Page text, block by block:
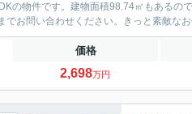
の物件です。建物面積98.74㎡もあるの
でお問い合わせください。きっと素敵なお
価格
2,698万円